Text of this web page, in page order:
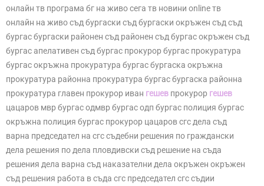
онлайн тв програма бг на живо сега тв новини online тв
онлайн на живо съд бургаски съд бургаски окръжен съд съд
бургас бургаски районен съд районен съд бургас окръжен съд
бургас апелативен съд бургас прокурор бургас прокуратура
бургас окръжна прокуратура бургас бургаска окръжна
прокуратура районна прокуратура бургас бургаска районна
прокуратура главен прокурор иван гешев прокурор гешев
цацаров мвр бургас одмвр бургас одп бургас полиция бургас
окръжна полиция бургас прокурор цацаров сгс дела съд
варна председател на сгс съдебни решения по граждански
дела решения по дела пловдивски съд решение на съда
решения дела варна съд наказателни дела окръжен окръжен
съд решения работа в съда сгс председател сгс съдии